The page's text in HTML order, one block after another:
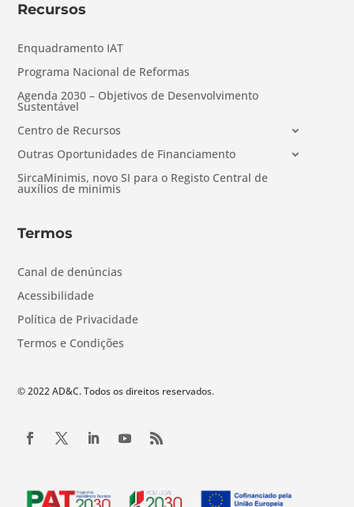
Recursos
Enquadramento IAT
Programa Nacional de Reformas
Agenda 2030 – Objetivos de Desenvolvimento
Sustentável
Centro de Recursos
Outras Oportunidades de Financiamento
SircaMinimis, novo SI para o Registo Central de
auxílios de minimis
Termos
Canal de denúncias
Acessibilidade
Política de Privacidade
Termos e Condições
© 2022 AD&C. Todos os direitos reservados.